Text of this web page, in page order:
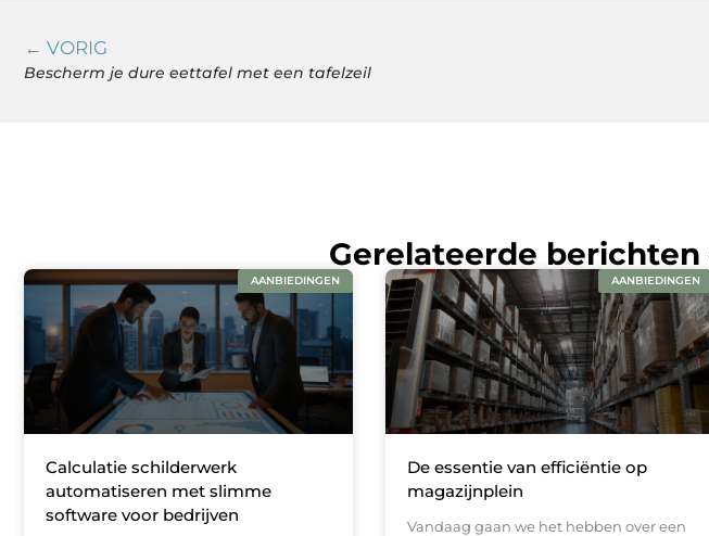
← VORIG
Bescherm je dure eettafel met een tafelzeil
Gerelateerde berichten
AANBIEDINGEN
Calculatie schilderwerk
automatiseren met slimme
software voor bedrijven
AANBIEDINGEN
De essentie van efficiëntie op
magazijnplein
Vandaag gaan we het hebben over een